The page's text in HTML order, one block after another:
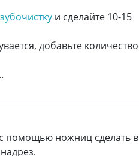
зубочистку и сделайте 10-15
добавьте количество
помощью ножниц сделать в